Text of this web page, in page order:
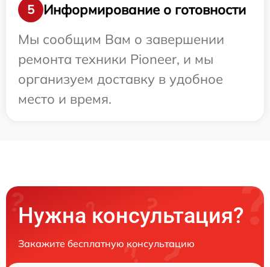
5
Информирование о готовности
Мы сообщим Вам о завершении
ремонта техники Pioneer, и мы
организуем доставку в удобное
место и время.
Нужна консультация?
Закажите бесплатную консультацию